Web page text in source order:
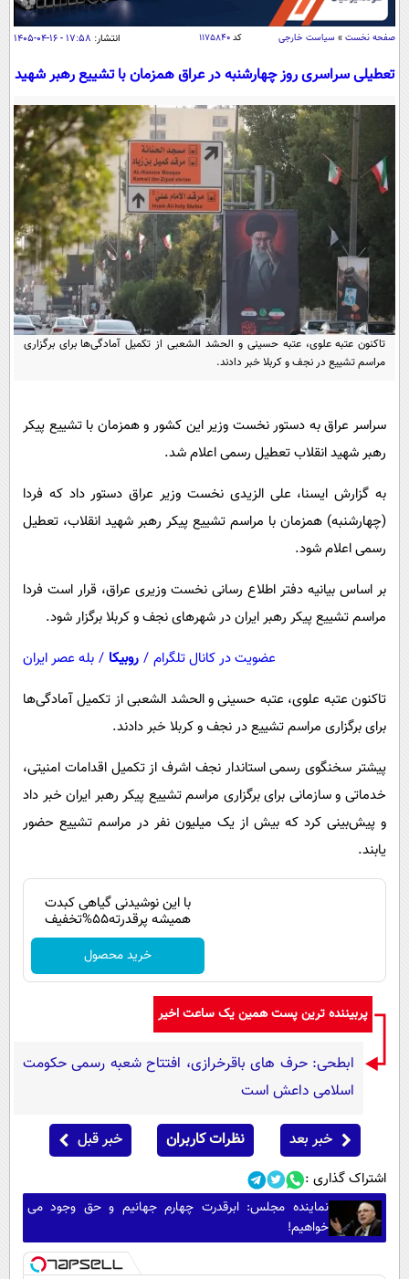
اقتصاد
اقتصادی
جامعه
حوادث
سلامت
یک برش دانایی
محیط زیست
سفر و تفریح
بین الملل
سیاست خارجی
فرهنگ و هنر
علم و دانش
فناوری و It
علمی
اخبار کریپتو
قرآن
گوناگون
سرگرمی
باشگاه مغز
مجله تصویری سلاح
فیلم
اقتصاد
ورزش
سرگرمی
فناوری
حوادث
سلامت
فرهنگی
بین الملل
حیات وحش
عصر ایران 2
خواندنی ها و دیدنی ها
روانشناسی
دانلود
آموزش زبان
صفحه نخست » سیاست خارجی کد ۱۱۷۵۸۴۰ انتشار: ۱۷:۵۸ - ۱۶-۰۴-۱۴۰۵
تعطیلی سراسری روز چهارشنبه در عراق همزمان با تشییع رهبر شهید
تاکنون عتبه علوی، عتبه حسینی و الحشد الشعبی از تکمیل آمادگی‌ها برای برگزاری
مراسم تشییع در نجف و کربلا خبر دادند.
سراسر عراق به دستور نخست وزیر این کشور و همزمان با تشییع پیکر
رهبر شهید انقلاب تعطیل رسمی اعلام شد.
به گزارش ایسنا، علی الزیدی نخست وزیر عراق دستور داد که فردا
(چهارشنبه) همزمان با مراسم تشییع پیکر رهبر شهید انقلاب، تعطیل
رسمی اعلام شود.
بر اساس بیانیه دفتر اطلاع رسانی نخست وزیری عراق، قرار است فردا
مراسم تشییع پیکر رهبر ایران در شهرهای نجف و کربلا برگزار شود.
عضویت در کانال تلگرام / روبیکا / بله عصر ایران
تاکنون عتبه علوی، عتبه حسینی و الحشد الشعبی از تکمیل آمادگی‌ها
برای برگزاری مراسم تشییع در نجف و کربلا خبر دادند.
پیشتر سخنگوی رسمی استاندار نجف اشرف از تکمیل اقدامات امنیتی،
خدماتی و سازمانی برای برگزاری مراسم تشییع پیکر رهبر ایران خبر داد
و پیش‌بینی کرد که بیش از یک میلیون نفر در مراسم تشییع حضور
یابند.
با این نوشیدنی گیاهی کبدت
همیشه پرقدرته55%تخفیف
خرید محصول
پربیننده ترین پست همین یک ساعت اخیر
ابطحی: حرف های باقرخرازی، افتتاح شعبه رسمی حکومت
اسلامی داعش است
خبر بعد نظرات کاربران خبر قبل
اشتراک گذاری :
نماینده مجلس: ابرقدرت چهارم جهانیم و حق وجود می
خواهیم!